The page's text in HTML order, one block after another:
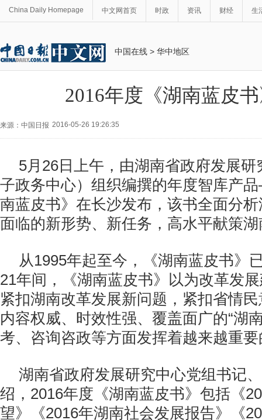
China Daily Homepage 中文网首页 时政 资讯 财经 生
中国在线 > 华中地区
2016年度《湖南蓝皮
来源：中国日报 2016-05-26 19:26:35
5月26日上午，由湖南省政府发展
子政务中心）组织编撰的年度智库产
南蓝皮书》在长沙发布，该书全面分
面临的新形势、新任务，高水平献策
从1995年起至今，《湖南蓝皮书》
21年间，《湖南蓝皮书》以为改革发
紧扣湖南改革发展新问题，紧扣省情
内容权威、时效性强、覆盖面广的“湖
考、咨询咨政等方面发挥着越来越
湖南省政府发展研究中心党组书记
绍，2016年度《湖南蓝皮书》包括《
望》《2016年湖南社会发展报告》《